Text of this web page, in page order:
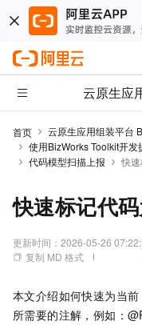
云原生应
首页 云原生应用组装平台
使用BizWorks Toolkit开发
代码模型扫描上报
快
快速标记代
更新时间： 2026-05-26
复制 MD 格式
本文介绍如何快速为当前
所需要的注解，例如：